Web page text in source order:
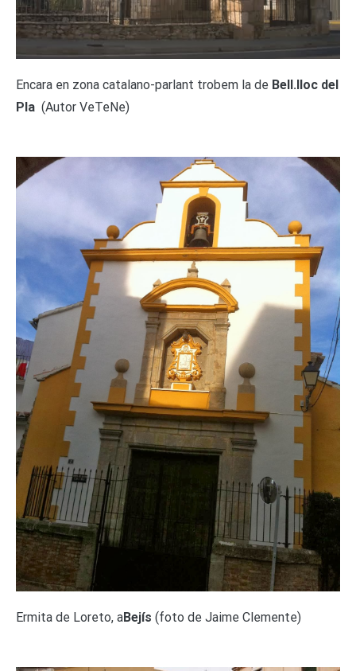
Encara en zona catalano-parlant trobem la de Bell.lloc del
Pla (Autor VeTeNe)
Ermita de Loreto, aBejís (foto de Jaime Clemente)